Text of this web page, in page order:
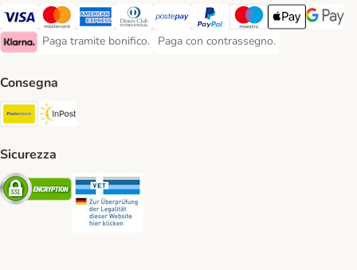
Paga con Visa. Payment Method
Paga con Mastercard. Payment Method
Paga con American Express. Payment Method
Paga con Diners Club. Payment Method
Paga con Postepay. Payment Method
Paga con PayPal. Payment
Paga con Maestro.
Apple PayGoogle
Klarna Payment Method
Paga tramite bonifico.
Paga tramite bonifico. Payment Method
Paga con contrassegno.
Paga con contrassegno. Payment
Consegna
Poste Italiane. Shipping Method
Sicurezza
Security